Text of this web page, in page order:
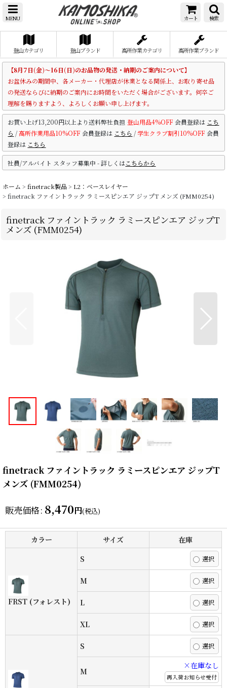
MENU カート 検索
登山カテゴリ 登山ブランド 高所作業カテゴリ 高所作業ブランド
【8月7日(金)～16日(日)のお品物の発送・納期のご案内について】
お盆休みの期間中、各メーカー・代理店が休業となる関係上、お取り寄せ品
の発送ならびに納期のご案内にお時間をいただく場合がございます。何卒ご
理解を賜りますよう、よろしくお願い申し上げます。
お買い上げ13,200円以上より送料弊社負担 登山用品4%OFF 会員登録は こち
ら /高所作業用品10%OFF 会員登録は こちら /学生クラブ割引10%OFF 会員
登録は こちら
社員/アルバイト スタッフ募集中 - 詳しくはこちらから
ホーム > finetrack製品> L2：ベースレイヤー
> finetrack ファイントラック ラミースピンエア ジップT メンズ (FMM0254)
finetrack ファイントラック ラミースピンエア ジップT
メンズ (FMM0254)
finetrack ファイントラック ラミースピンエア ジップT
メンズ (FMM0254)
販売価格: 8,470円(税込)
カラー サイズ 在庫
FRST (フォレスト)
S
M
L
XL
S
M
×在庫なし
再入荷お知らせ受付